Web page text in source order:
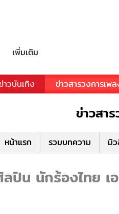
เพิ่มเติม
าวบันเทิง ข่าวสารวงการเพ
ข่าวสา
หน้าแรก รวมบทความ มิ
น นักร้องไทย เ